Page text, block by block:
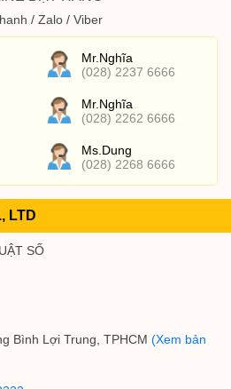
/ Zalo / Viber
Mr.Nghĩa
(028) 2237 6666
Mr.Nghĩa
(028) 2262 6666
Ms.Dung
(028) 2268 6666
LTD
SỐ
Bình Lợi Trung, TPHCM (Xem bản